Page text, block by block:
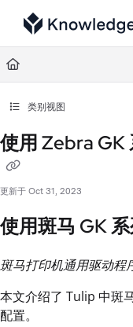
Documentation
Fetch the complete
Use this file to discover all
类别视图
使用 Zebra GK
更新于 Oct 31, 2023
使用斑马 GK
斑马打印机通用驱动程
本文介绍了 Tulip 中斑
配置。